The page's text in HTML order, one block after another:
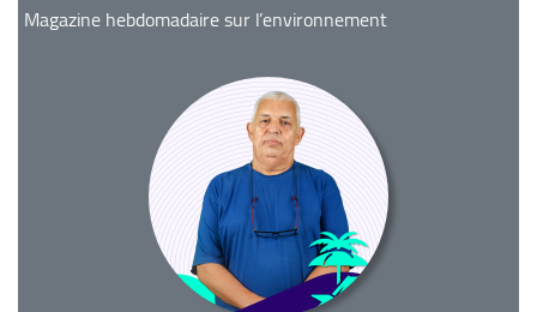
Magazine hebdomadaire sur l’environnement